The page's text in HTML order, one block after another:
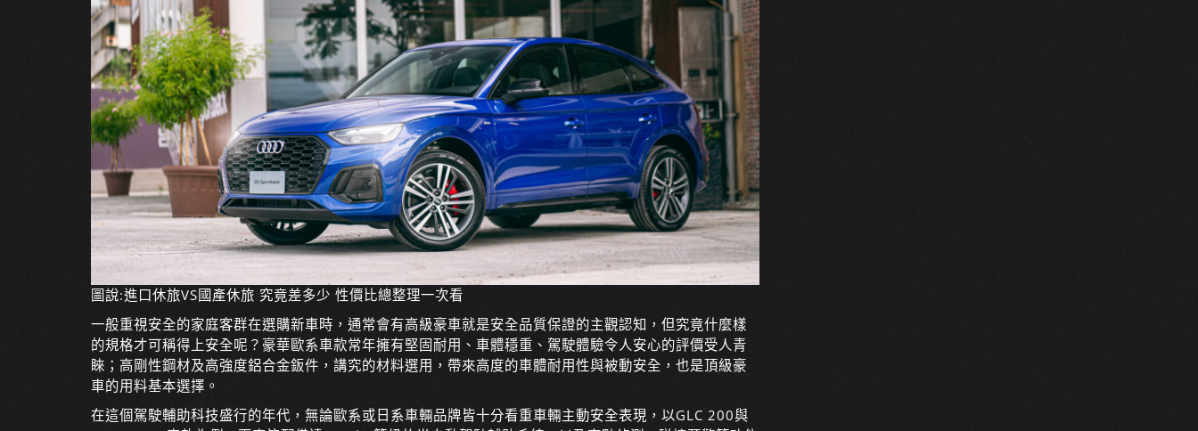
圖說:進口休旅VS國產休旅 究竟差多少 性價比總整理一次看
一般重視安全的家庭客群在選購新車時，通常會有高級豪車就是安全品質保證的主觀認知，但究竟什麼樣
的規格才可稱得上安全呢？豪華歐系車款常年擁有堅固耐用、車體穩重、駕駛體驗令人安心的評價受人青
睞；高剛性鋼材及高強度鋁合金鈑件，講究的材料選用，帶來高度的車體耐用性與被動安全，也是頂級豪
車的用料基本選擇。
在這個駕駛輔助科技盛行的年代，無論歐系或日系車輛品牌皆十分看重車輛主動安全表現，以GLC 200與